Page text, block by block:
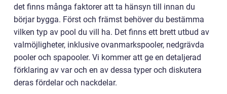
det finns många faktorer att ta hänsyn till innan du
börjar bygga. Först och främst behöver du bestämma
vilken typ av pool du vill ha. Det finns ett brett utbud av
valmöjligheter, inklusive ovanmarkspooler, nedgrävda
pooler och spapooler. Vi kommer att ge en detaljerad
förklaring av var och en av dessa typer och diskutera
deras fördelar och nackdelar.